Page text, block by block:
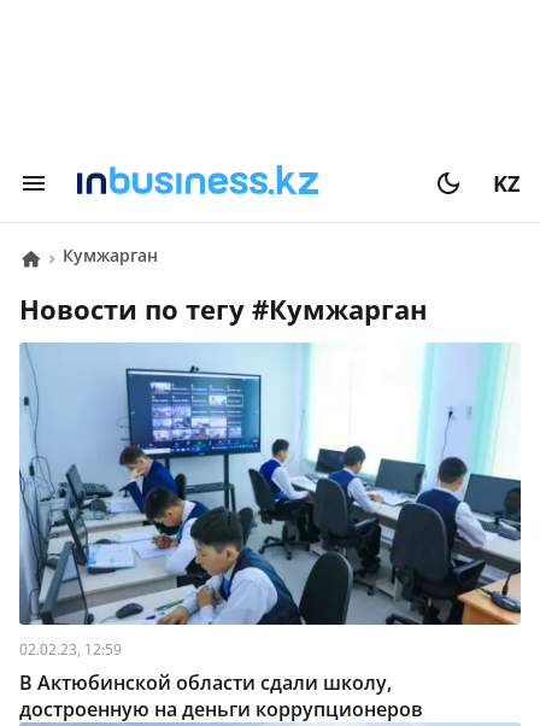
KZ
Кумжарган
Новости по тегу # Кумжарган
02.02.23, 12:59
В Актюбинской области сдали школу,
достроенную на деньги коррупционеров